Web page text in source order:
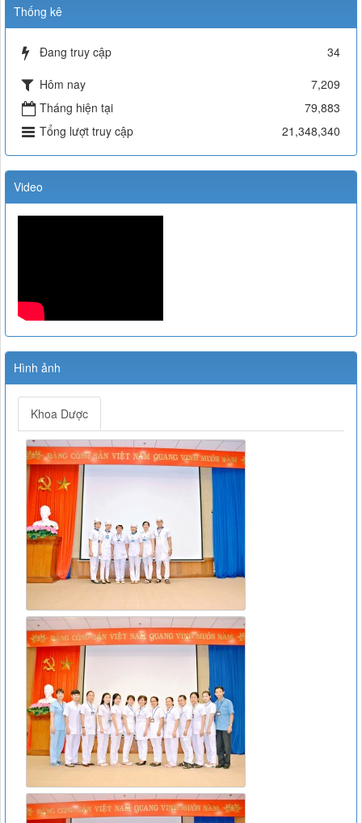
Thống kê
Đang truy cập
34
Hôm nay
7,209
Tháng hiện tại
79,883
Tổng lượt truy cập
21,348,340
Video
Hình ảnh
Khoa Dược